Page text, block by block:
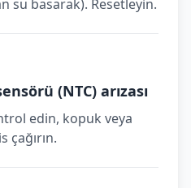
su basarak). Resetleyin.
(NTC) arızası
edin, kopuk veya
çağırın.